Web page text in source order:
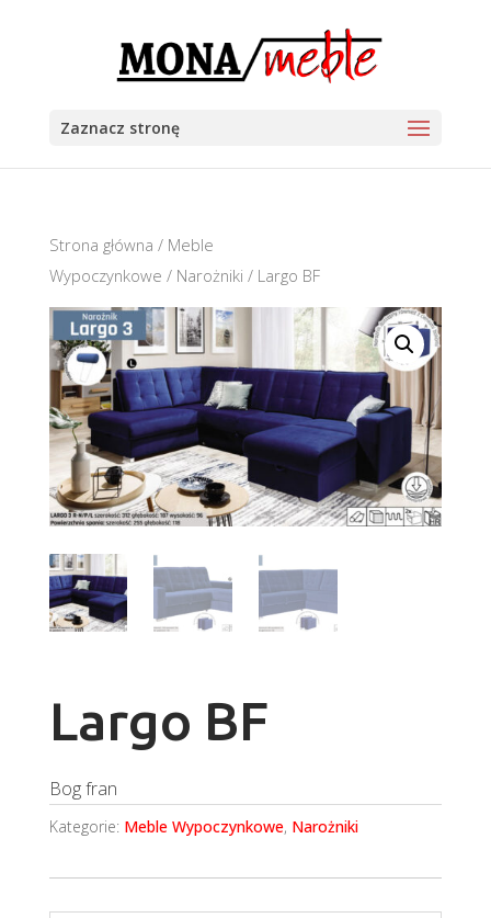
Zaznacz stronę
Strona główna / Meble
Wypoczynkowe / Narożniki / Largo BF
Largo BF
Bog fran
Kategorie: Meble Wypoczynkowe, Narożniki